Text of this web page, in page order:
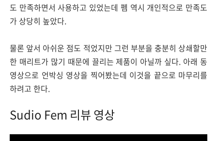
도 만족하면서 사용하고 있었는데 펨 역시 개인적으로 만족도
가 상당히 높았다.
물론 앞서 아쉬운 점도 적었지만 그런 부분을 충분히 상쇄할만
한 매리트가 많기 때문에 끌리는 제품이 아닐까 싶다. 아래 동
영상으로 언박싱 영상을 찍어봤는데 이것을 끝으로 마무리를
하려고 한다.
Sudio Fem 리뷰 영상